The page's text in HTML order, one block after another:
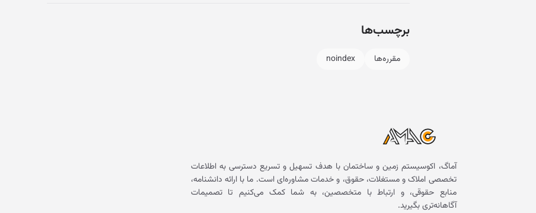
برچسب‌ها
مقرره‌ها noindex
آماگ، اکوسیستم زمین و ساختمان با هدف تسهیل و تسریع دسترسی به اطلاعات
تخصصی املاک و مستغلات، حقوق، و خدمات مشاوره‌ای است. ما با ارائه دانشنامه،
منابع حقوقی، و ارتباط با متخصصین، به شما کمک می‌کنیم تا تصمیمات
آگاهانه‌تری بگیرید.